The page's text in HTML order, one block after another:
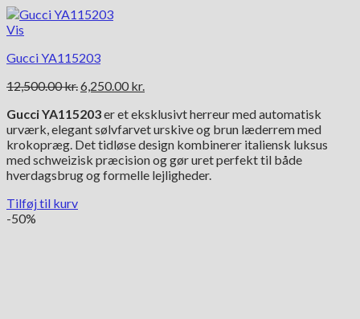
Vis
Gucci YA115203
12,500.00kr.Den
pris
var:
12,500.00 kr..
6,250.00 kr.
pris
er:
6,250.00 kr..
Gucci YA115203er et eksklusivt herreur med automatisk
urværk, elegant sølvfarvet urskive og brun læderrem med
krokopræg. Det tidløse design kombinerer italiensk luksus
med schweizisk præcision og gør uret perfekt til både
hverdagsbrug og formelle lejligheder.
Tilføj til kurv
-50%